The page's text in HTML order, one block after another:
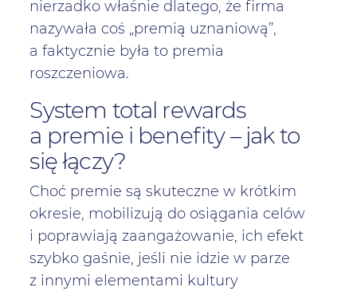
nierzadko właśnie dlatego, że firma
nazywała coś „premią uznaniową”,
a faktycznie była to premia
roszczeniowa.
System total rewards
a premie i benefity – jak to
się łączy?
Choć premie są skuteczne w krótkim
okresie, mobilizują do osiągania celów
i poprawiają zaangażowanie, ich efekt
szybko gaśnie, jeśli nie idzie w parze
z innymi elementami kultury